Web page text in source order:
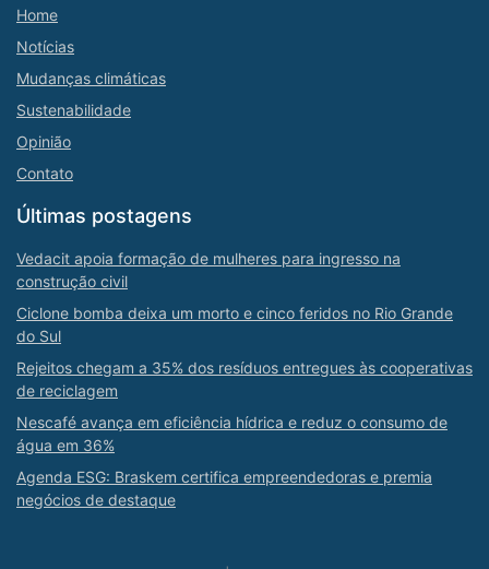
Home
Notícias
Mudanças climáticas
Sustenabilidade
Opinião
Contato
Últimas postagens
Vedacit apoia formação de mulheres para ingresso na
construção civil
Ciclone bomba deixa um morto e cinco feridos no Rio Grande
do Sul
Rejeitos chegam a 35% dos resíduos entregues às cooperativas
de reciclagem
Nescafé avança em eficiência hídrica e reduz o consumo de
água em 36%
Agenda ESG: Braskem certifica empreendedoras e premia
negócios de destaque